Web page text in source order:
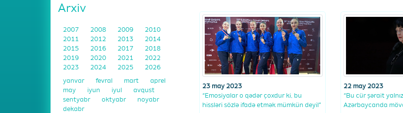
Arxiv
2007 2008 2009
2010
2011
2012 2013
2014
2015
2016 2017
2018
2019
2020 2021
2022
2023
2024 2025 2026
yanvar fevral mart
aprel
may
iyun iyul
avqust
sentyabr
oktyabr
noyabr
dekabr
23 may 2023
“Emosiyalar o qədər çoxdur ki, bu
hissləri sözlə ifadə etmək mümkün deyil”
22 may 2023
“Bu cür şərait
Azərbaycanda